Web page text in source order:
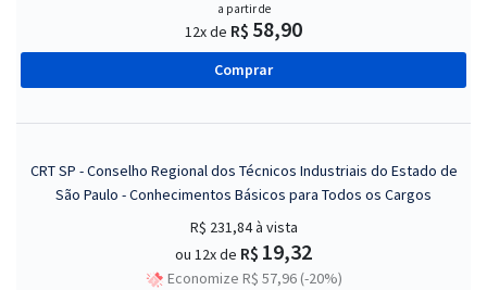
a partir de
12x de R$ 58,90
Comprar
CRT SP - Conselho Regional dos Técnicos Industriais do Estado de
São Paulo - Conhecimentos Básicos para Todos os Cargos
R$ 231,84à vista
ou 12x de R$ 19,32
Economize R$ 57,96 (-20%)